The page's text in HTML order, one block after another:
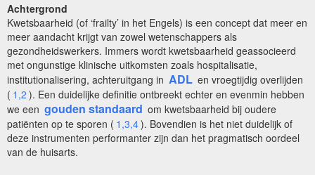
Achtergrond
Kwetsbaarheid (of ‘frailty’ in het Engels) is een concept dat meer en
meer aandacht krijgt van zowel wetenschappers als
gezondheidswerkers. Immers wordt kwetsbaarheid geassocieerd
met ongunstige klinische uitkomsten zoals hospitalisatie,
institutionalisering, achteruitgang in ADL en vroegtijdig overlijden
( 1,2 ). Een duidelijke definitie ontbreekt echter en evenmin hebben
we een gouden standaard om kwetsbaarheid bij oudere
patiënten op te sporen ( 1,3,4). Bovendien is het niet duidelijk of
deze instrumenten performanter zijn dan het pragmatisch oordeel
van de huisarts.